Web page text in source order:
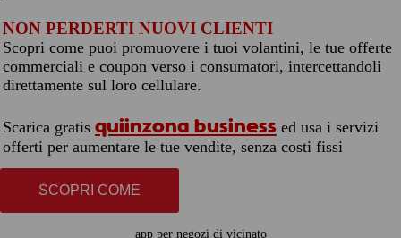
NON PERDERTI NUOVI CLIENTI
Scopri come puoi promuovere i tuoi volantini, le tue offerte
commerciali e coupon verso i consumatori, intercettandoli
direttamente sul loro cellulare.
Scarica gratis quiinzona business ed usa i servizi
offerti per aumentare le tue vendite, senza costi fissi
SCOPRI COME
app per negozi di vicinato